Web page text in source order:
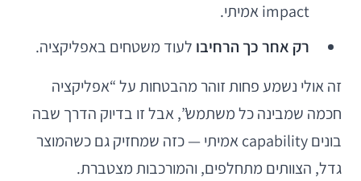
impact אמיתי.
רק אחר כך הרחיבו לעוד משטחים באפליקציה.
זה אולי נשמע פחות זוהר מהבטחות על “אפליקציה
חכמה שמבינה כל משתמש”, אבל זו בדיוק הדרך שבה
בונים capability אמיתי — כזה שמחזיק גם כשהמוצר
גדל, הצוותים מתחלפים, והמורכבות מצטברת.